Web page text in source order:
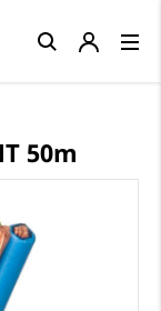
50m
Close